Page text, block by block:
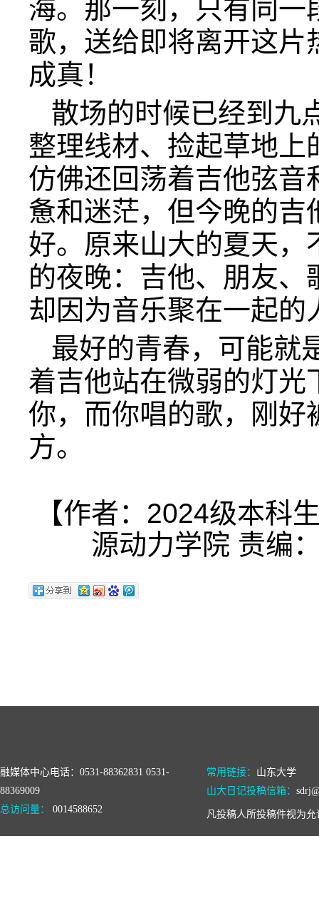
海。那一刻，只有同一
歌，送给即将离开这片
成真！
散场的时候已经到九
整理线材、捡起草地上
仿佛还回荡着吉他弦音
惫和迷茫，但今晚的吉
好。原来山大的夏天，
的夜晚：吉他、朋友
却因为音乐聚在一起的
最好的青春，可能就
着吉他站在微弱的灯光
你，而你唱的歌，刚好
方。
【作者：2024级本科
源动力学院 责编
融媒体中心电话：0531-88362831 0531-
88369009
常用链接： 山东大学
山大日记投稿信箱：
总访问量：
0014588652 凡投稿人所投稿件视为